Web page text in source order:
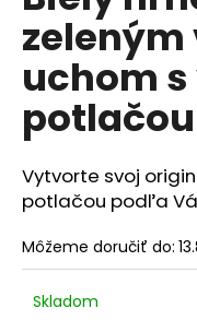
z
5
hviezdičiek.
uchom
Vytvorte svoj
potlačou podľa
Môžeme doručiť do:
Skladom
á
j
s
ť
?